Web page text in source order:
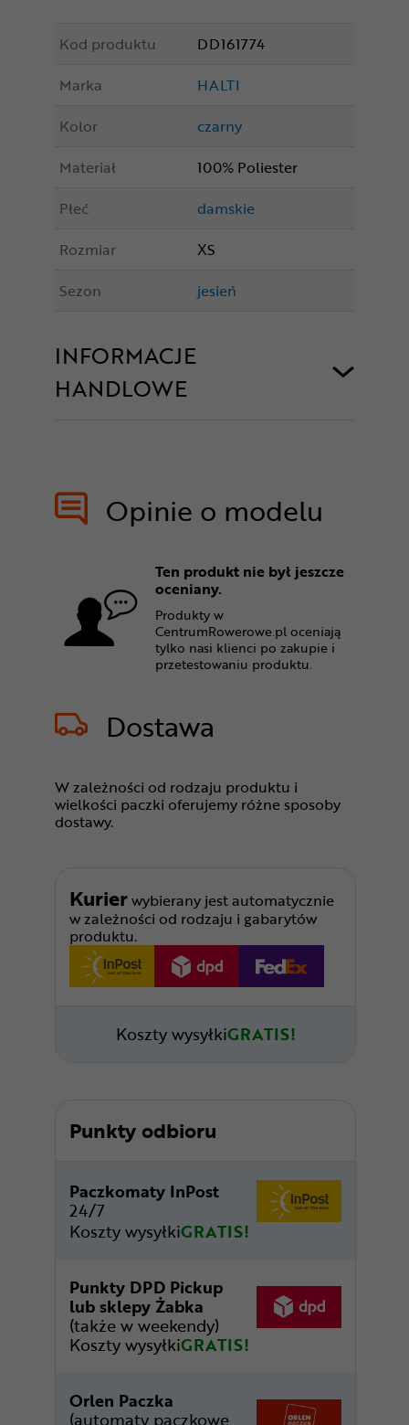
Kod produktu
DD161774
Marka
HALTI
Kolor
czarny
Materiał
100% Poliester
Płeć
damskie
Rozmiar
XS
Sezon
jesień
INFORMACJE
HANDLOWE
Opinie o modelu
Ten produkt nie był jeszcze
oceniany.
Produkty w
CentrumRowerowe.pl oceniają
tylko nasi klienci po zakupie i
przetestowaniu produktu.
Dostawa
W zależności od rodzaju produktu i
wielkości paczki oferujemy różne sposoby
dostawy.
Kurierwybierany jest automatycznie
w zależności od rodzaju i gabarytów
produktu.
Koszty wysyłkiGRATIS!
Punkty odbioru
Paczkomaty InPost
24/7
Koszty wysyłkiGRATIS!
Punkty DPD Pickup
lub sklepy Żabka
(także w weekendy)
Koszty wysyłkiGRATIS!
Orlen Paczka
(automaty paczkowe